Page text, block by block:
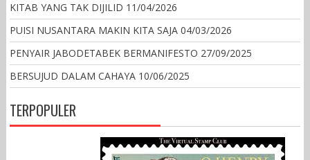
KITAB YANG TAK DIJILID 11/04/2026
PUISI NUSANTARA MAKIN KITA SAJA 04/03/2026
PENYAIR JABODETABEK BERMANIFESTO 27/09/2025
BERSUJUD DALAM CAHAYA 10/06/2025
TERPOPULER